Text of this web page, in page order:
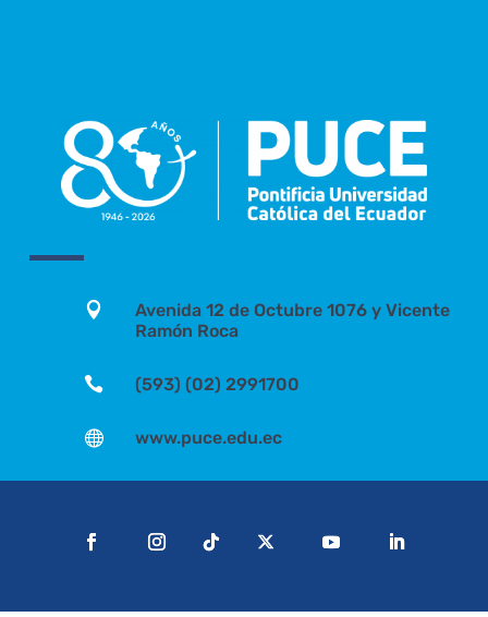

Avenida 12 de Octubre 1076 y Vicente
Ramón Roca
 (593) (02) 2991700
 www.puce.edu.ec